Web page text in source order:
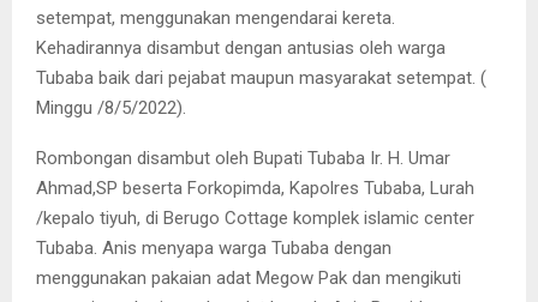
setempat, menggunakan mengendarai kereta.
Kehadirannya disambut dengan antusias oleh warga
Tubaba baik dari pejabat maupun masyarakat setempat. (
Minggu /8/5/2022).
Rombongan disambut oleh Bupati Tubaba Ir. H. Umar
Ahmad,SP beserta Forkopimda, Kapolres Tubaba, Lurah
/kepalo tiyuh, di Berugo Cottage komplek islamic center
Tubaba. Anis menyapa warga Tubaba dengan
menggunakan pakaian adat Megow Pak dan mengikuti